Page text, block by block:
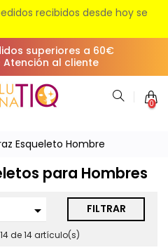
recibidos desde hoy se
superiores a 60€
Atención al cliente
0
Esqueleto Hombre
para Hombres
 FILTRAR
de 14 artículo(s)